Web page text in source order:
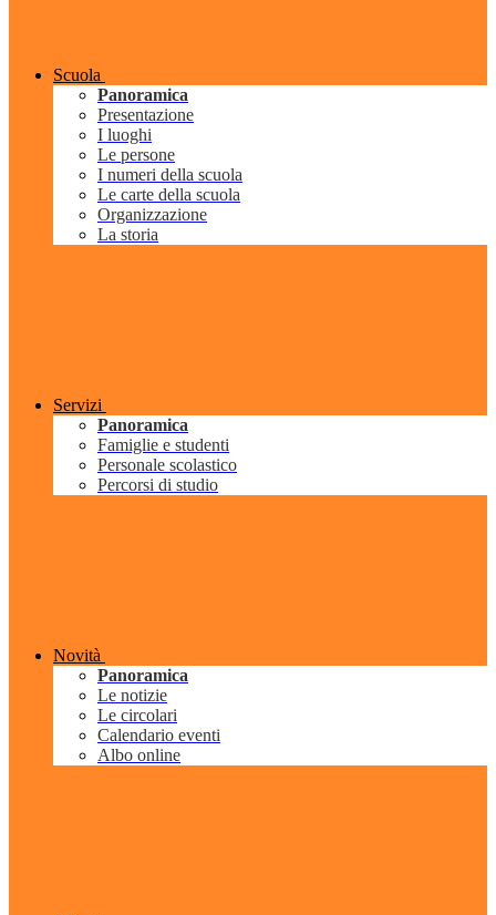
Scuola
Panoramica
Presentazione
I luoghi
Le persone
I numeri della scuola
Le carte della scuola
Organizzazione
La storia
Servizi
Panoramica
Famiglie e studenti
Personale scolastico
Percorsi di studio
Novità
Panoramica
Le notizie
Le circolari
Calendario eventi
Albo online